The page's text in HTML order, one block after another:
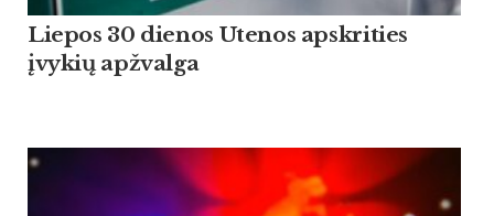
Liepos 30 dienos Utenos apskrities
įvykių apžvalga